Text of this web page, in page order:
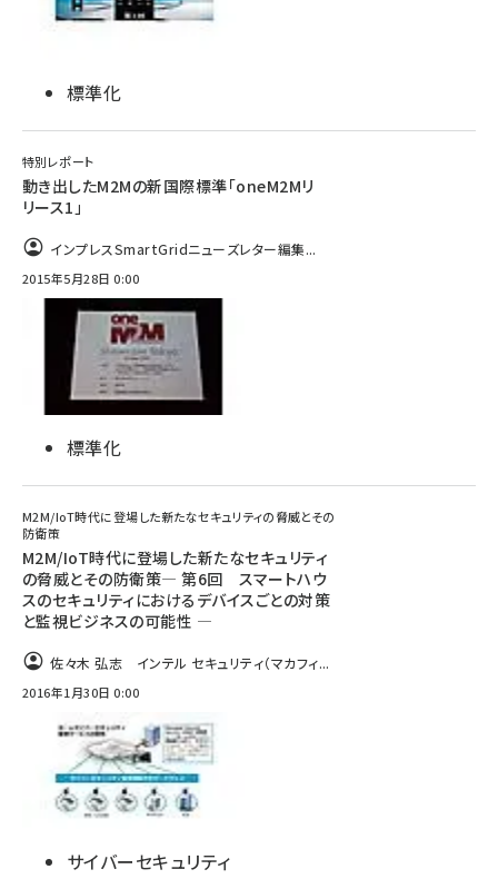
標準化
特別レポート
動き出したM2Mの新国際標準「oneM2Mリ
リース1」
インプレスSmartGridニューズレター編集...
2015年5月28日 0:00
標準化
M2M/IoT時代に登場した新たなセキュリティの脅威とその
防衛策
M2M/IoT時代に登場した新たなセキュリティ
の脅威とその防衛策― 第6回 スマートハウ
スのセキュリティにおけるデバイスごとの対策
と監視ビジネスの可能性 ―
佐々木 弘志 インテル セキュリティ（マカフィ...
2016年1月30日 0:00
サイバーセキュリティ